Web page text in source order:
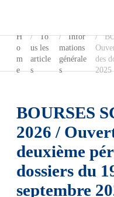
H
o
m
e
To
us les
article
s
Infor
mations
générale
s
des
2025
BOURSES
2026 /
deuxième
dossiers du
septembre